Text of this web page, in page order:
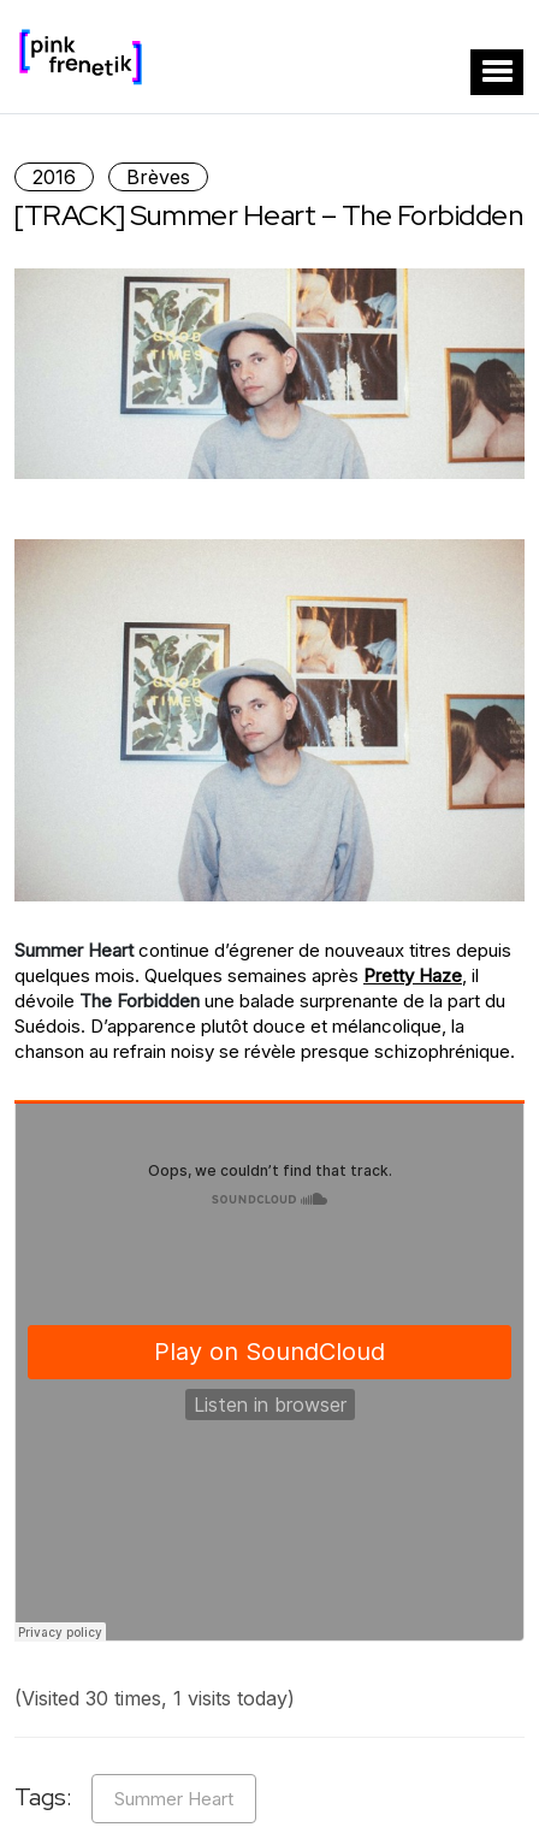
2016 Brèves
[TRACK] Summer Heart – The Forbidden
Summer Heartcontinue d’égrener de nouveaux titres depuis
quelques mois. Quelques semaines après Pretty Haze, il
dévoile The Forbidden une balade surprenante de la part du
Suédois. D’apparence plutôt douce et mélancolique, la
chanson au refrain noisy se révèle presque schizophrénique.
(Visited 30 times, 1 visits today)
Tags: Summer Heart